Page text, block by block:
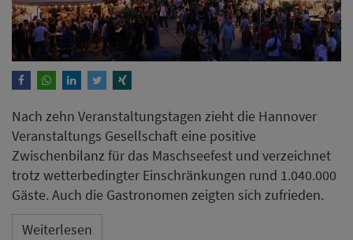
Nach zehn Veranstaltungstagen zieht die Hannover
Veranstaltungs Gesellschaft eine positive
Zwischenbilanz für das Maschseefest und verzeichnet
trotz wetterbedingter Einschränkungen rund 1.040.000
Gäste. Auch die Gastronomen zeigten sich zufrieden.
Weiterlesen